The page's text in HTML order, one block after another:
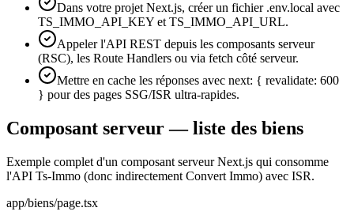
Dans votre projet Next.js, créer un fichier .env.local avec
TS_IMMO_API_KEY et TS_IMMO_API_URL.
Appeler l'API REST depuis les composants serveur
(RSC), les Route Handlers ou via fetch côté serveur.
Mettre en cache les réponses avec next: { revalidate: 600
} pour des pages SSG/ISR ultra-rapides.
Composant serveur — liste des biens
Exemple complet d'un composant serveur Next.js qui consomme
l'API Ts-Immo (donc indirectement Convert Immo) avec ISR.
app/biens/page.tsx